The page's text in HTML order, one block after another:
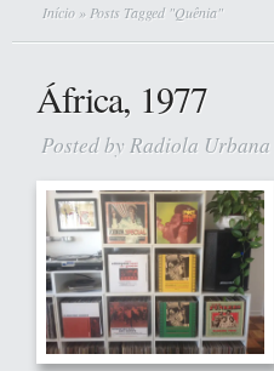
Início » Posts Tagged "Quênia"
África, 1977
Posted by Radiola Urbana